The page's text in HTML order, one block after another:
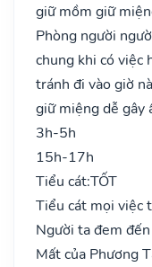
giữ mồm giữ
Phòng người
chung khi có việc
tránh đi vào giờ
giữ miệng dễ gây
3h-5h
15h-17h
Tiểu cát:TỐT
Tiểu cát mọi việc
Người ta đem
Mất của Phương